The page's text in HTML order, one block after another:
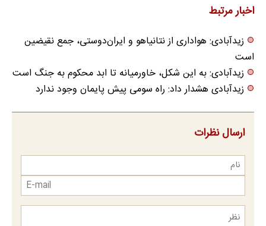
اخبار مرتبط
زیدآبادی: هواداری از نتانیاهو و ایران‌دوستی، جمع نقیضین
است
زیدآبادی: به این شکل، خاورمیانه تا ابد محکوم به جنگ است
زیدآبادی هشدار داد: راه سومی پیش پایمان وجود ندارد
ارسال نظرات